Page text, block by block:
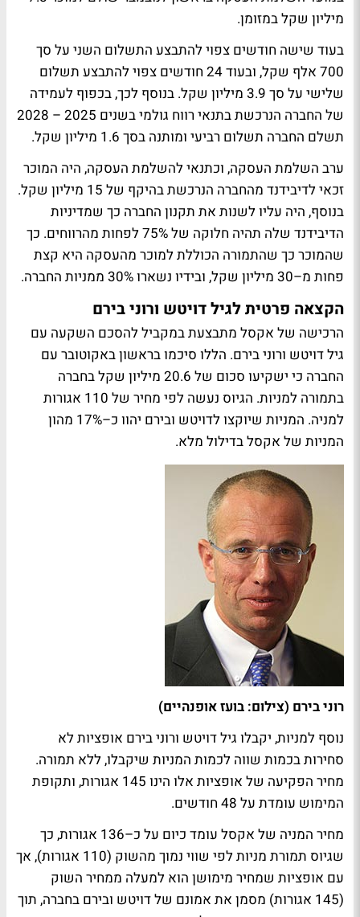
מיליון שקל במזומן.
בעוד שישה חודשים צפוי להתבצע התשלום השני על סך
700 אלף שקל, ובעוד 24 חודשים צפוי להתבצע תשלום
שלישי על סך 3.9 מיליון שקל. בנוסף לכך, בכפוף לעמידה
של החברה הנרכשת בתנאי רווח גולמי בשנים 2025 – 2028
תשלם החברה תשלום רביעי ומותנה בסך 1.6 מיליון שקל.
ערב השלמת העסקה, וכתנאי להשלמת העסקה, היה המוכר
זכאי לדיבידנד מהחברה הנרכשת בהיקף של 15 מיליון שקל.
בנוסף, היה עליו לשנות את תקנון החברה כך שמדיניות
הדיבידנד שלה תהיה חלוקה של 75% לפחות מהרווחים. כך
שהמוכר כך שהתמורה הכוללת למוכר מהעסקה היא קצת
פחות מ–30 מיליון שקל, ובידיו נשארו 30% ממניות החברה.
הקצאה פרטית לגיל דויטש ורוני בירם
הרכישה של אקסל מתבצעת במקביל להסכם השקעה עם
גיל דויטש ורוני בירם. הללו סיכמו בראשון באקוטובר עם
החברה כי ישקיעו סכום של 20.6 מיליון שקל בחברה
בתמורה למניות. הגיוס נעשה לפי מחיר של 110 אגורות
למניה. המניות שיוקצו לדויטש ובירם יהוו כ–17% מהון
המניות של אקסל בדילול מלא.
רוני בירם (צילום: בועז אופנהיים)
נוסף למניות, יקבלו גיל דויטש ורוני בירם אופציות לא
סחירות בכמות שווה לכמות המניות שיקבלו, ללא תמורה.
מחיר הפקיעה של אופציות אלו הינו 145 אגורות, ותקופת
המימוש עומדת על 48 חודשים.
מחיר המניה של אקסל עומד כיום על כ–136 אגורות, כך
שגיוס תמורת מניות לפי שווי נמוך מהשוק (110 אגורות), אך
עם אופציות שמחיר מימושן הוא למעלה ממחיר השוק
(145 אגורות) מסמן את אמונם של דויטש ובירם בחברה, תוך